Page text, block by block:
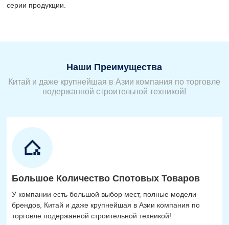
серии продукции.
Наши Преимущества
Китай и даже крупнейшая в Азии компания по торговле
подержанной строительной техникой!
Большое Количество Спотовых Товаров
У компании есть большой выбор мест, полные модели
брендов, Китай и даже крупнейшая в Азии компания по
торговле подержанной строительной техникой!